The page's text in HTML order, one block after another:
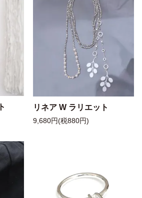
リネア W ラリエット
9,680円(税880円)